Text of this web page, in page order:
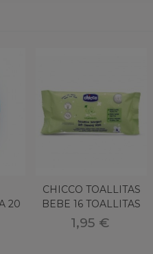
20
CHICCO TOALLITAS
BEBE 16 TOALLITAS
1,95 €